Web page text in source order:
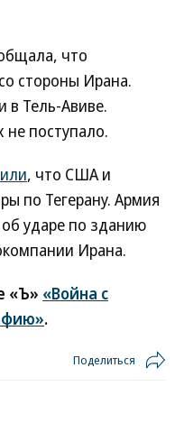
что
стороны Ирана.
в Тель-Авиве.
поступало.
, что США и
по Тегерану. Армия
ударе по зданию
Ирана.
«Ъ» «Война с
.
Поделиться